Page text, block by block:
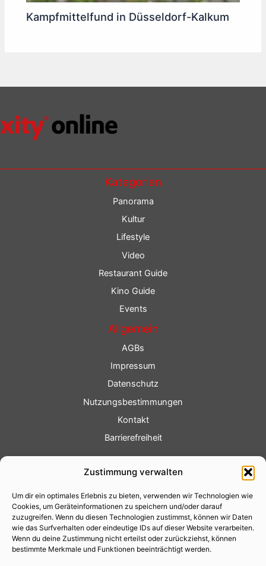
Zustimmung verwalten
Um dir ein optimales Erlebnis zu bieten, verwenden wir Technologien wie
Cookies, um Geräteinformationen zu speichern und/oder darauf
zuzugreifen. Wenn du diesen Technologien zustimmst, können wir Daten
wie das Surfverhalten oder eindeutige IDs auf dieser Website verarbeiten.
Wenn du deine Zustimmung nicht erteilst oder zurückziehst, können
bestimmte Merkmale und Funktionen beeinträchtigt werden.
Kampfmittelfund in Düsseldorf-Kalkum
Kategorien
Panorama
Kultur
Lifestyle
Video
Restaurant Guide
Kino Guide
Events
Allgemein
AGBs
Impressum
Datenschutz
Nutzungsbestimmungen
Kontakt
Barrierefreiheit
Fotoservice
Videoservice
Werbung
Contenterstellung
Lokalnachrichten